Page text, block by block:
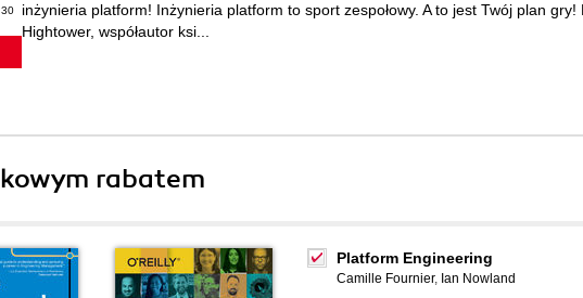
inżynieria platform! Inżynieria platform to sport zespołowy. A to jest Twój plan gry!
Hightower, współautor ksi...
rabatem
Platform Engineering
Camille Fournier, Ian Nowland